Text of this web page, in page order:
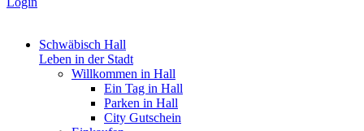
Schwäbisch Hall
Leben in der Stadt
Willkommen in Hall
Ein Tag in Hall
Parken in Hall
City Gutschein